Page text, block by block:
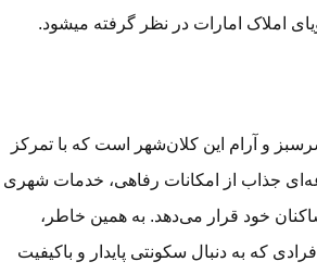
املاک امارات در نظر گرفته می­شود.
و آرام این کلان‌شهر است که با تمرکز
جذاب از امکانات رفاهی، خدمات شهری
خود قرار می‌دهد. به همین خاطر،
که به دنبال سکونتی پایدار و باکیفیت